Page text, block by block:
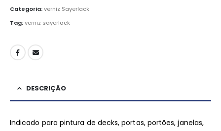
Categoria:verniz Sayerlack
Tag:verniz sayerlack
DESCRIÇÃO
Indicado para pintura de decks, portas, portões, janelas,